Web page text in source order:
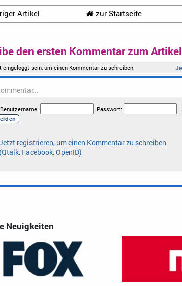
Artikel zur Startseite
den ersten Kommentar zum Artikel
Neuigkeiten